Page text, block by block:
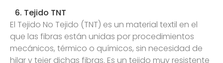
6. Tejido TNT
El Tejido No Tejido (TNT) es un material textil en el
que las fibras están unidas por procedimientos
mecánicos, térmico o químicos, sin necesidad de
hilar y tejer dichas fibras. Es un tejido muy resistente